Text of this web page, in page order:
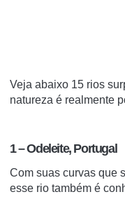
Veja abaixo 15 rios
natureza é realmente
1 – Odeleite, Portugal
Com suas curvas que
esse rio também é